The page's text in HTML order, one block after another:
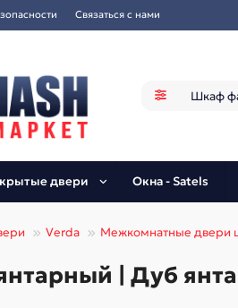
Связаться с нами
двери Окна - Satels
Verda Межкомнатные двери
| Дуб